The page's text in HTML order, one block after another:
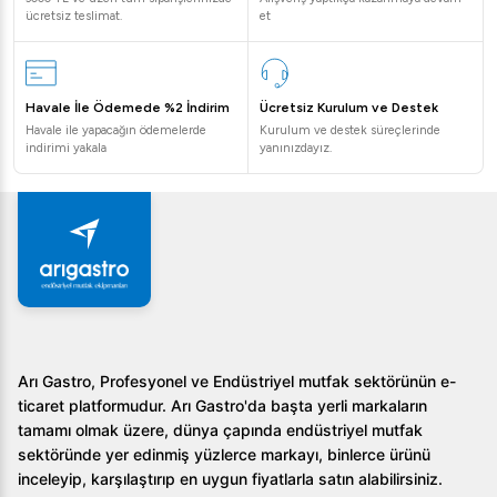
değişiklik gösterebilir.
Öztiryakiler Banket Arabası Isıtmalı GN2/1 11+11
Neden Tercih Edilmeli?
Öztiryakiler Banket Arabası Isıtmalı GN2/1 11+11'nin
özellikleri, geniş ölçekli mutfak operasyonlarında verimliliği
artırır. Dijital kontrol sistemi sayesinde sıcaklık kontrolü
her zaman elinizde. Bu özellik, yiyeceklerin daima ideal
sıcaklıkta kalmasını sağlayarak müşteri memnuniyetini
artırır.
Öztiryakiler Banket Arabası Isıtmalı GN2/1 11+11 nasıl
temizlenir?
Isıtmalı banket arabası, kolayca çıkarılabilen parçaları
ücretsiz teslimat.
et
Havale İle Ödemede %2 İndirim
Havale ile yapacağın ödemelerde
indirimi yakala
Ücretsiz Kurulum ve Destek
Kurulum ve destek süreçlerinde
yanınızdayız.
Arı Gastro, Profesyonel ve Endüstriyel mutfak sektörünün e-
ticaret platformudur. Arı Gastro'da başta yerli markaların
tamamı olmak üzere, dünya çapında endüstriyel mutfak
sektöründe yer edinmiş yüzlerce markayı, binlerce ürünü
inceleyip, karşılaştırıp en uygun fiyatlarla satın alabilirsiniz.